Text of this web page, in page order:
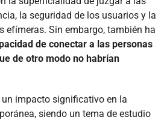
la seguridad de los usuarios y la
efímeras. Sin embargo, también ha
de conectar a las personas
de otro modo no habrían
impacto significativo en la
siendo un tema de estudio